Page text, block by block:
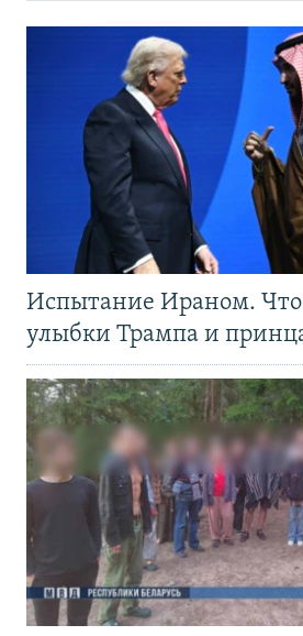
Испытание Ираном.
улыбки Трампа и